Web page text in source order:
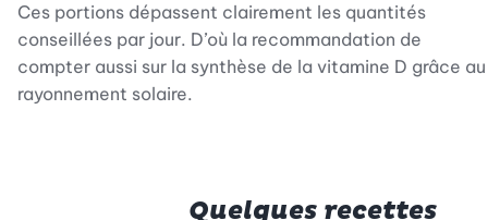
Ces portions dépassent clairement les quantités
conseillées par jour. D’où la recommandation de
compter aussi sur la synthèse de la vitamine D grâce au
rayonnement solaire.
Quelques recettes